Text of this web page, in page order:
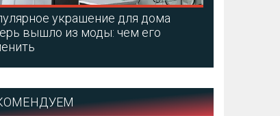
украшение для дома
вышло из моды: чем его